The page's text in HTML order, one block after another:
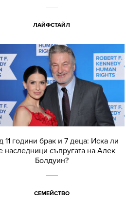
ЛАЙФСТАЙЛ
11 години брак и 7 деца: Иска ли
наследници съпругата на Алек
Болдуин?
СЕМЕЙСТВО